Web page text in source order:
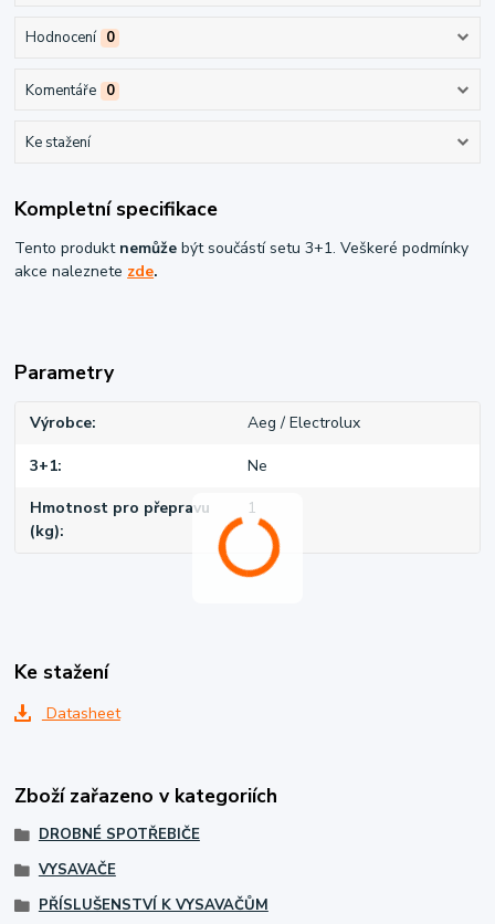
Hodnocení 0
Komentáře 0
Ke stažení
Kompletní specifikace
Tento produkt nemůže být součástí setu 3+1. Veškeré podmínky
akce naleznete zde.
Parametry
Výrobce Aeg / Electrolux
3+1 Ne
Hmotnost pro přepravu
(kg)
1
Ke stažení
Datasheet
Zboží zařazeno v kategoriích
DROBNÉ SPOTŘEBIČE
VYSAVAČE
PŘÍSLUŠENSTVÍ K VYSAVAČŮM